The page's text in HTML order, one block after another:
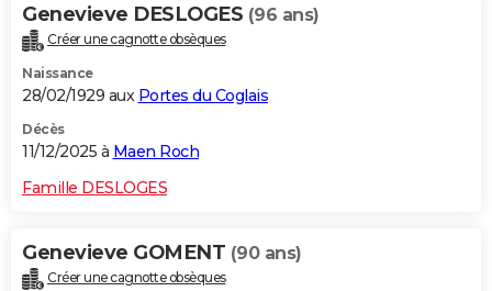
Genevieve DESLOGES (96 ans)
Créer une cagnotte obsèques
Naissance
28/02/1929 aux Portes du Coglais
Décès
11/12/2025 à Maen Roch
Famille DESLOGES
Genevieve GOMENT (90 ans)
Créer une cagnotte obsèques